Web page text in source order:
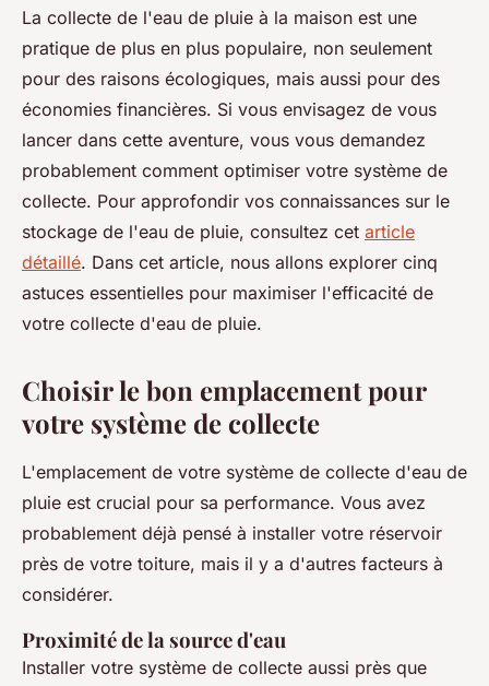
5 astuces pour une collecte
optimale de l'eau de pluie à la
maison
Lana•21 janvier 2025•5 min de lecture
La collecte de l'eau de pluie à la maison est une
pratique de plus en plus populaire, non seulement
pour des raisons écologiques, mais aussi pour des
économies financières. Si vous envisagez de vous
lancer dans cette aventure, vous vous demandez
probablement comment optimiser votre système de
collecte. Pour approfondir vos connaissances sur le
stockage de l'eau de pluie, consultez cet article
détaillé. Dans cet article, nous allons explorer cinq
astuces essentielles pour maximiser l'efficacité de
votre collecte d'eau de pluie.
Choisir le bon emplacement pour
votre système de collecte
L'emplacement de votre système de collecte d'eau de
pluie est crucial pour sa performance. Vous avez
probablement déjà pensé à installer votre réservoir
près de votre toiture, mais il y a d'autres facteurs à
considérer.
Proximité de la source d'eau
Installer votre système de collecte aussi près que